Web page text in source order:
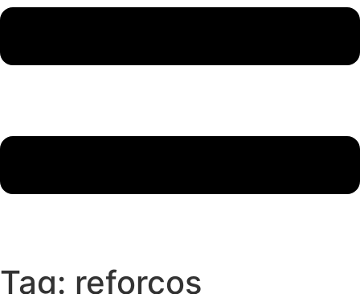
Tag: reforços